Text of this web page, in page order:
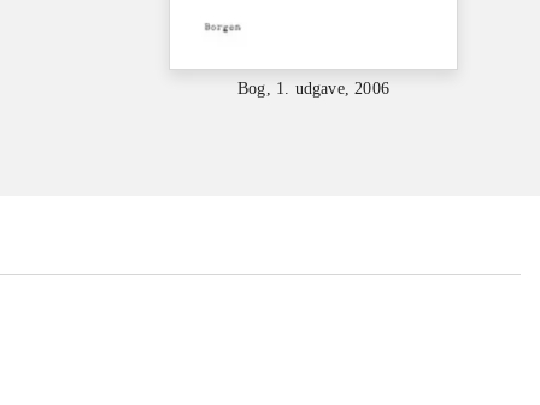
Bog, 1. udgave, 2006